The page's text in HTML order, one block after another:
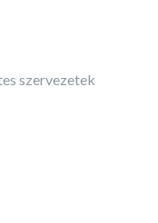
szervezetek